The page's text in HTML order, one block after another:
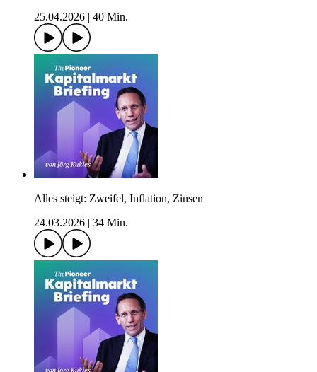
25.04.2026
40 Min.
Alles steigt: Zweifel, Inflation, Zinsen
24.03.2026
34 Min.